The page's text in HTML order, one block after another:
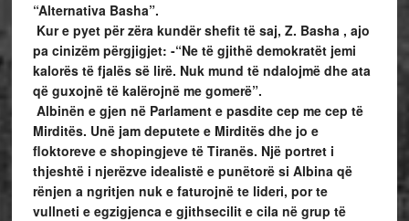
“Alternativa Basha”.
Kur e pyet për zëra kundër shefit të saj, Z. Basha , ajo
pa cinizëm përgjigjet: -“Ne të gjithë demokratët jemi
kalorës të fjalës së lirë. Nuk mund të ndalojmë dhe ata
që guxojnë të kalërojnë me gomerë”.
Albinën e gjen në Parlament e pasdite cep me cep të
Mirditës. Unë jam deputete e Mirditës dhe jo e
floktoreve e shopingjeve të Tiranës. Një portret i
thjeshtë i njerëzve idealistë e punëtorë si Albina që
rënjen a ngritjen nuk e faturojnë te lideri, por te
vullneti e egzigjenca e gjithsecilit e cila në grup të